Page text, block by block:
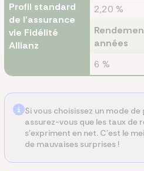
Profil standard
de l'assurance
vie Fidélité
Allianz
2,20 %
années
6 %
Si vous choisissez un mode
assurez-vous que les taux de
s’expriment en net. C’est le
de mauvaises surprises !